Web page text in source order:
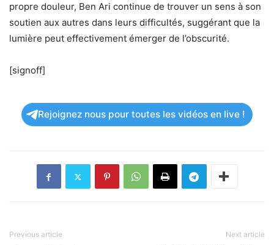
propre douleur, Ben Ari continue de trouver un sens à son
soutien aux autres dans leurs difficultés, suggérant que la
lumière peut effectivement émerger de l’obscurité.
[signoff]
Rejoignez nous pour toutes les vidéos en live !
Previous article Next article